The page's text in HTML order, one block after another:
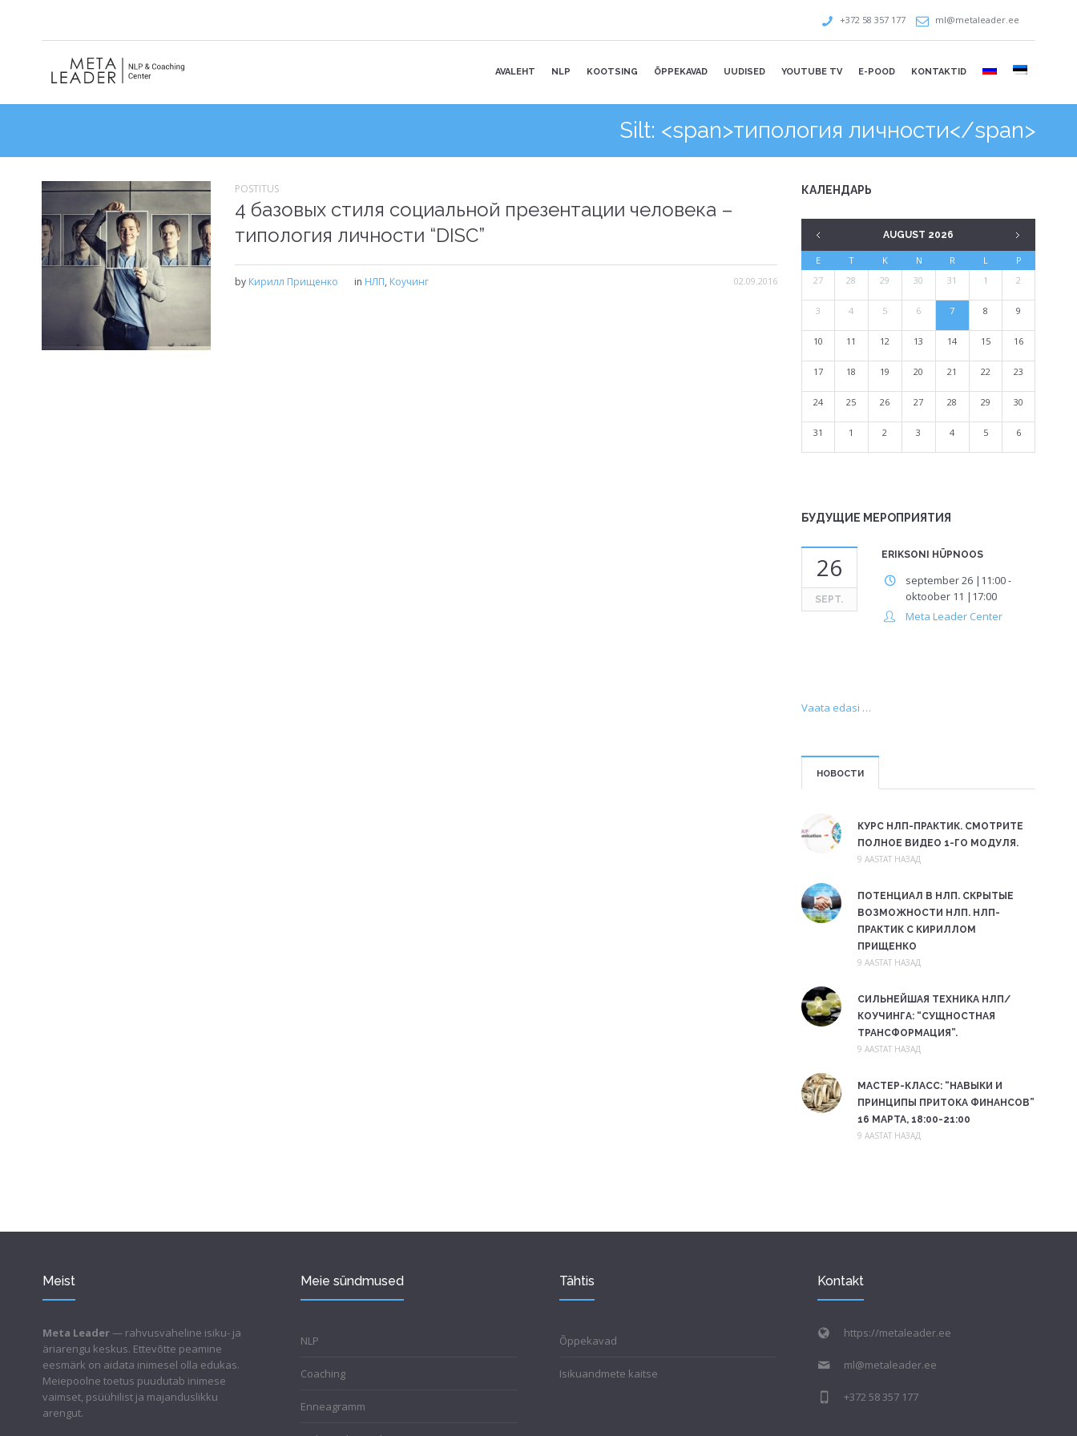
+372 58 357 177 ml@metaleader.ee
AVALEHT NLP KOOTSING ÕPPEKAVAD UUDISED YOUTUBE TV E-POOD KONTAKTID
Silt: <span>типология личности</span>
POSTITUS
4 базовых стиля социальной презентации человека –
типология личности “DISC”
02.09.2016
by Кирилл Прищенко in НЛП, Коучинг
КАЛЕНДАРЬ
AUGUST 2026
E T K N R L
P
27
28 29 30 31 1 2
3 4 5 6 7 8 9
10 11 12 13 14 15 16
17 18 19 20 21 22 23
24 25 26 27 28 29 30
31 1 2 3 4 5 6
БУДУЩИЕ МЕРОПРИЯТИЯ
26
SEPT.
ERIKSONI HÜPNOOS
september 26 |11:00-
oktoober 11 |17:00
Meta Leader Center
Vaata edasi …
НОВОСТИ
КУРС НЛП-ПРАКТИК. СМОТРИТЕ
ПОЛНОЕ ВИДЕО 1-ГО МОДУЛЯ.
9 AASTAT НАЗАД
ПОТЕНЦИАЛ В НЛП. СКРЫТЫЕ
ВОЗМОЖНОСТИ НЛП. НЛП-
ПРАКТИК С КИРИЛЛОМ
ПРИЩЕНКО
9 AASTAT НАЗАД
СИЛЬНЕЙШАЯ ТЕХНИКА НЛП/
КОУЧИНГА: “СУЩНОСТНАЯ
ТРАНСФОРМАЦИЯ”.
9 AASTAT НАЗАД
МАСТЕР-КЛАСС: “НАВЫКИ И
ПРИНЦИПЫ ПРИТОКА ФИНАНСОВ”
16 МАРТА, 18:00-21:00
9 AASTAT НАЗАД
Meist
Meta Leader— rahvusvaheline isiku- ja
äriarengu keskus. Ettevõtte peamine
eesmärk on aidata inimesel olla edukas.
Meiepoolne toetus puudutab inimese
vaimset, psüühilist ja majanduslikku
arengut.
Meie sündmused
NLP
Coaching
Enneagramm
Tähtis
Õppekavad
Isikuandmete kaitse
Kontakt
https://metaleader.ee
ml@metaleader.ee
+372 58 357 177